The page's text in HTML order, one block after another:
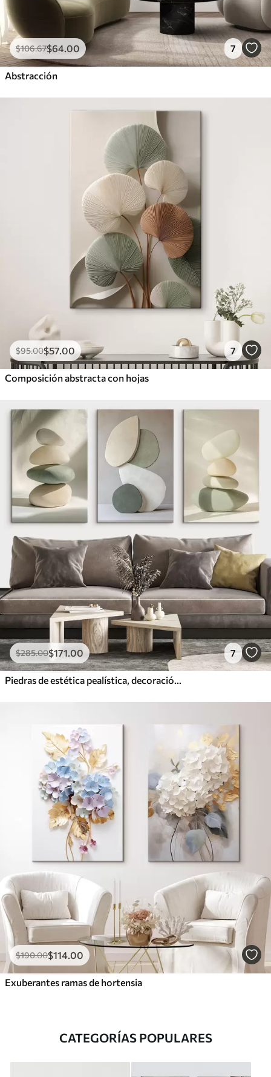
$106.67$64.00 7
Abstracción
$95.00$57.00 7
Composición abstracta con hojas
$285.00$171.00 7
Piedras de estética pealística, decoración del hogar, iluminación natural
$190.00$114.00
Exuberantes ramas de hortensia
CATEGORÍAS POPULARES